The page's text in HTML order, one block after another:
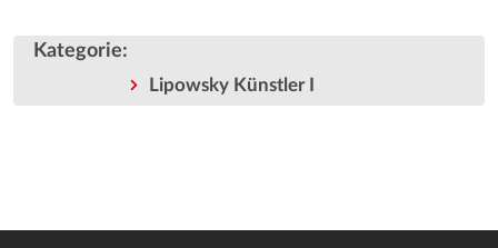
Kategorie:
Lipowsky Künstler I